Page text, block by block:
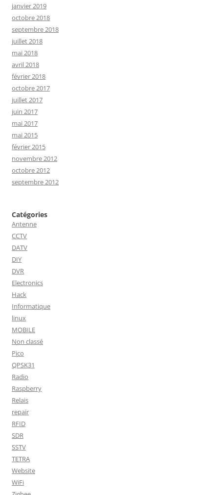
janvier 2019
octobre 2018
septembre 2018
juillet 2018
mai 2018
avril 2018
février 2018
octobre 2017
juillet 2017
juin 2017
mai 2017
mai 2015
février 2015
novembre 2012
octobre 2012
septembre 2012
Catégories
Antenne
CCTV
DATV
DIY
DVR
Electronics
Hack
Informatique
linux
MOBILE
Non classé
Pico
QPSK31
Radio
Raspberry
Relais
repair
RFID
SDR
SSTV
TETRA
Website
WiFi